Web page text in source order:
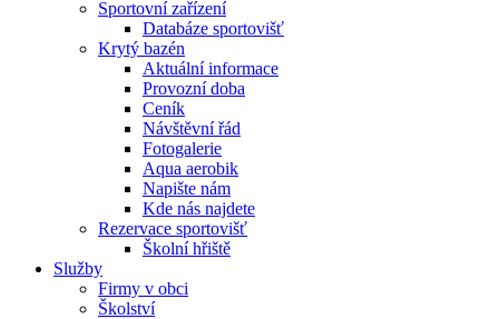
Sportovní zařízení
Databáze sportovišť
Krytý bazén
Aktuální informace
Provozní doba
Ceník
Návštěvní řád
Fotogalerie
Aqua aerobik
Napište nám
Kde nás najdete
Rezervace sportovišť
Školní hřiště
Služby
Firmy v obci
Školství